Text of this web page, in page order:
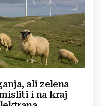
ali zelena
i na kraj